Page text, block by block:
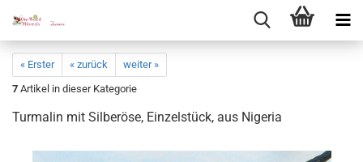
« Erster « zurück
weiter »
7 Artikel in dieser Kategorie
Turma­lin mit Sil­ber­ö­se, Ein­zel­stück, aus Ni­ge­ria